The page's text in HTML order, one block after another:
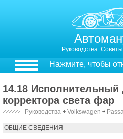
Руководства.
Нажмите, чтобы
14.18 Исполнительный
корректора света фар
Руководства ￫ Volkswagen ￫
ОБЩИЕ СВЕДЕНИЯ